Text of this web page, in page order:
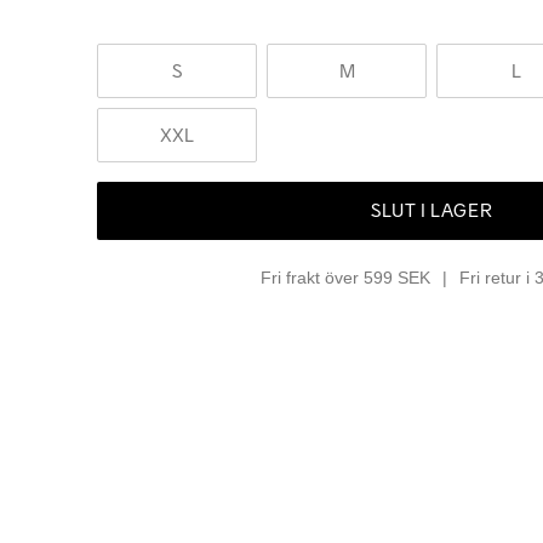
S M L
XXL
SLUT I LAGER
Fri frakt över 599 SEK Fri retur i